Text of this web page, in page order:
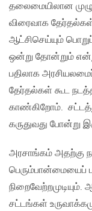
தலைமையிலான
விரைவாக
ஆட்சிசெய்யும்
ஒன்று தோன்றும்
பதிலாக
தேர்தல்கள் கூட
காண்கிறோம்.
கருதுவது போன்று
அரசாங்கம் அதற்கு
பெரும்பான்மையைப்
சட்டங்கள்